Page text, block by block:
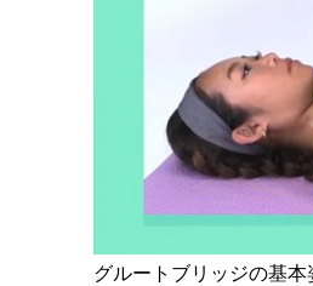
グルートブリッジの基